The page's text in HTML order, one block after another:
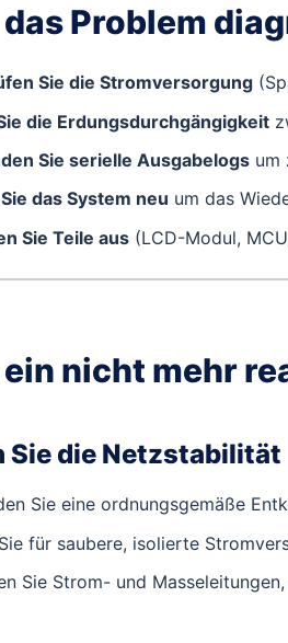
Problem
Sie die Stromversorgung
die Erdungsdurchgängigkeit
Sie serielle Ausgabelogsum
das System neu um das
Sie Teile aus(LCD-Modul,
nicht mehr
Sie die Netzstabilität
Sie eine ordnungsgemäße
für saubere, isolierte
Sie Strom- und